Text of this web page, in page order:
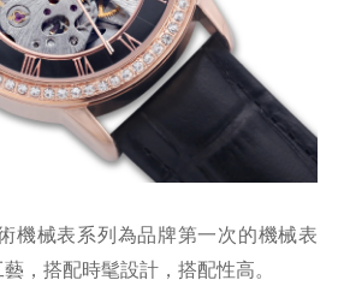
機械表系列為品牌第一次的機械表
，搭配時髦設計，搭配性高。